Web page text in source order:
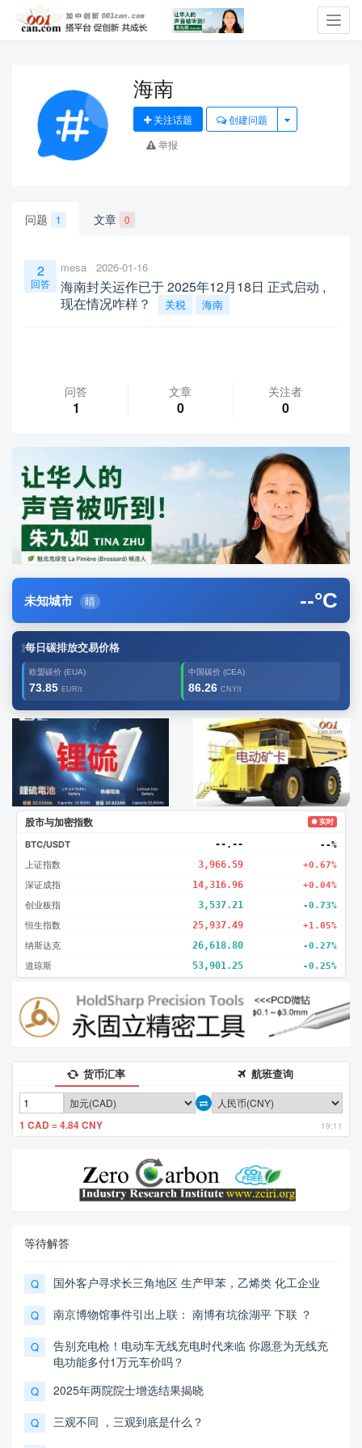
海南
关注话题
创建问题
举报
问题 1 文章 0
2
回答
mesa 2026-01-16
海南封关运作已于 2025年12月18日 正式启动 ,
现在情况咋样？
关税 海南
问答
1
文章
0
关注者
0
未知城市 晴 --°C
每日碳排放交易价格
欧盟碳价 (EUA)
73.85 EUR/t
中国碳价 (CEA)
86.26 CNY/t
广告2 创新
股市与加密指数 ● 实时
BTC/USDT --.-- --%
上证指数 3,966.59 +0.67%
深证成指 14,316.96 +0.04%
创业板指 3,537.21 -0.73%
恒生指数 25,937.49 +1.05%
纳斯达克 26,618.80 -0.27%
道琼斯 53,901.25 -0.25%
货币汇率 航班查询
1 CAD = 4.84 CNY 19:11
等待解答
Q 国外客户寻求长三角地区 生产甲苯，乙烯类 化工企业
Q 南京博物馆事件引出上联： 南博有坑徐湖平 下联 ？
Q
告别充电枪！电动车无线充电时代来临 你愿意为无线充
电功能多付1万元车价吗？
Q 2025年两院院士增选结果揭晓
Q 三观不同 ，三观到底是什么？